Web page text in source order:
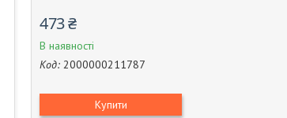
473 ₴
В наявності
Код: 2000000211787
Купити